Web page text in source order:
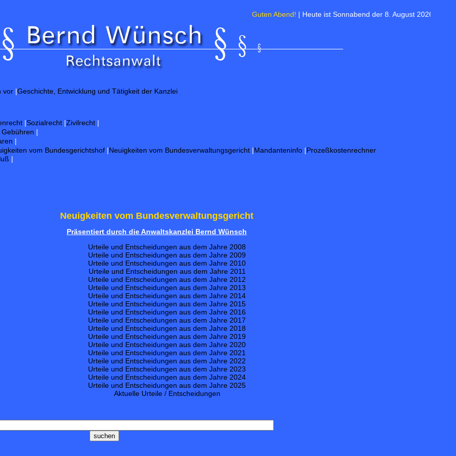
Guten Abend! | Heute ist Sonnabend der 8. August 2026
vor |Geschichte, Entwicklung und Tätigkeit der Kanzlei
|Sozialrecht |Zivilrecht |
|
|
vom Bundesgerichtshof |Neuigkeiten vom Bundesverwaltungsgericht |Mandanteninfo |Prozeßkostenrechner
|
Neuigkeiten vom Bundesverwaltungsgericht
Präsentiert durch die Anwaltskanzlei Bernd Wünsch
Urteile und Entscheidungen aus dem Jahre 2008
Urteile und Entscheidungen aus dem Jahre 2009
Urteile und Entscheidungen aus dem Jahre 2010
Urteile und Entscheidungen aus dem Jahre 2011
Urteile und Entscheidungen aus dem Jahre 2012
Urteile und Entscheidungen aus dem Jahre 2013
Urteile und Entscheidungen aus dem Jahre 2014
Urteile und Entscheidungen aus dem Jahre 2015
Urteile und Entscheidungen aus dem Jahre 2016
Urteile und Entscheidungen aus dem Jahre 2017
Urteile und Entscheidungen aus dem Jahre 2018
Urteile und Entscheidungen aus dem Jahre 2019
Urteile und Entscheidungen aus dem Jahre 2020
Urteile und Entscheidungen aus dem Jahre 2021
Urteile und Entscheidungen aus dem Jahre 2022
Urteile und Entscheidungen aus dem Jahre 2023
Urteile und Entscheidungen aus dem Jahre 2024
Urteile und Entscheidungen aus dem Jahre 2025
Aktuelle Urteile / Entscheidungen